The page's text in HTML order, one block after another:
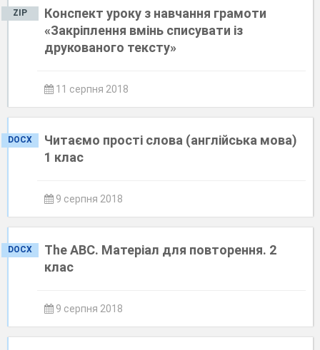
ZIP
Конспект уроку з навчання грамоти
«Закріплення вмінь списувати із
друкованого тексту»
11 серпня 2018
DOCX
Читаємо прості слова (англійська мова)
1 клас
9 серпня 2018
DOCX
The ABC. Матеріал для повторення. 2
клас
9 серпня 2018